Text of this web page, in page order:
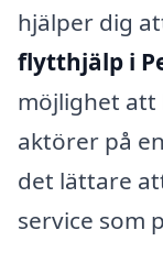
hjälper dig
flytthjälp i
möjlighet
aktörer på
det lättare
service som